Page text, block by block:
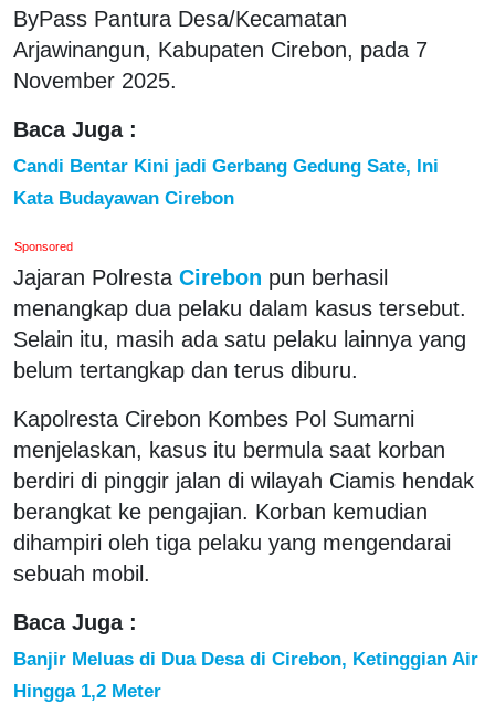
ByPass Pantura Desa/Kecamatan
Arjawinangun, Kabupaten Cirebon, pada 7
November 2025.
Baca Juga :
Candi Bentar Kini jadi Gerbang Gedung Sate, Ini
Kata Budayawan Cirebon
Sponsored
Jajaran Polresta Cirebon pun berhasil
menangkap dua pelaku dalam kasus tersebut.
Selain itu, masih ada satu pelaku lainnya yang
belum tertangkap dan terus diburu.
Kapolresta Cirebon Kombes Pol Sumarni
menjelaskan, kasus itu bermula saat korban
berdiri di pinggir jalan di wilayah Ciamis hendak
berangkat ke pengajian. Korban kemudian
dihampiri oleh tiga pelaku yang mengendarai
sebuah mobil.
Baca Juga :
Banjir Meluas di Dua Desa di Cirebon, Ketinggian Air
Hingga 1,2 Meter